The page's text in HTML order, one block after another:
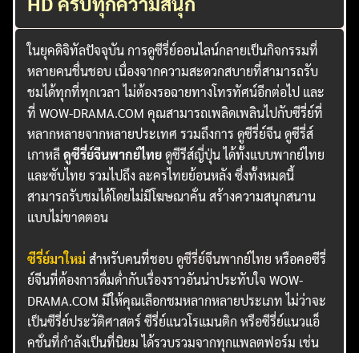
ในยุคดิจิทัลปัจจุบัน การดูซีรี่ย์ออนไลน์กลายเป็นกิจกรรมที่
หลายคนชื่นชอบ เนื่องจากความสะดวกสบายที่สามารถรับ
ชมได้ทุกที่ทุกเวลา ไม่ต้องรอฉายทางโทรทัศน์อีกต่อไป และ
ที่ WOW-DRAMA.COM คุณสามารถเพลิดเพลินไปกับซีรี่ย์ที่
หลากหลายจากหลายประเทศ รวมถึงการ ดูซีรี่ย์จีน ดูซีรี่ส์
เกาหลีดูซีรี่ย์จีนพากย์ไทยดูซีรีส์ญี่ปุ่น ได้ทั้งแบบพากย์ไทย
และซับไทย รวมไปถึง ละครไทยย้อนหลัง ซึ่งทั้งหมดนี้
สามารถรับชมได้โดยไม่มีโฆษณาคั่น สร้างความสนุกสนาน
แบบไม่ขาดตอน
ซีรี่ย์มาใหม่ สำหรับคนที่ชอบดูซีรี่ย์จีนพากย์ไทย หรือคอซีรี่
ย์จีนที่ต้องการดื่มด่ำกับเรื่องราวอันน่าประทับใจ WOW-
DRAMA.COM มีให้คุณเลือกชมหลากหลายประเภท ไม่ว่าจะ
เป็นซีรี่ย์ประวัติศาสตร์ ซีรี่ย์แนวโรแมนติก หรือซีรี่ย์แนวแอ็
คชั่นที่กำลังเป็นที่นิยม ได้รวบรวมจากทุกแพลตฟอร์ม เช่น